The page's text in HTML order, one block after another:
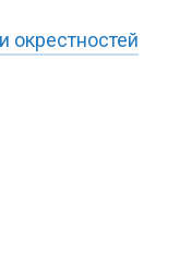
окрестностей